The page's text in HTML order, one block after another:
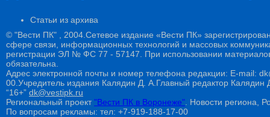
Статьи из архива
© "Вести ПК" , 2004.Сетевое издание «Вести ПК»
сфере связи, информационных технологий и массовых
регистрации ЭЛ № ФС 77 - 57147. При использовании
обязательна.
Адрес электронной почты и номер телефона редакции: E-mail:
00.Учредитель издания Калядин Д. А.Главный редактор
“16+” dk@vestipk.ru
Региональный проект"Вести ПК в Воронеже" . Новости региона,
По вопросам рекламы: тел: +7-919-188-17-00